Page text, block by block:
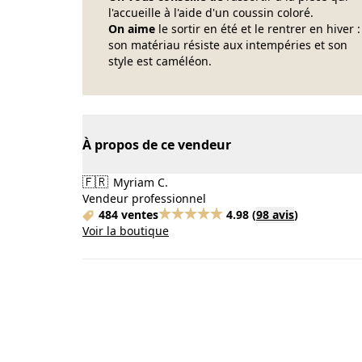
l'accueille à l'aide d'un coussin coloré.
On aime le sortir en été et le rentrer en hiver :
son matériau résiste aux intempéries et son
style est caméléon.
À propos de ce vendeur
🇫🇷 Myriam C.
Vendeur professionnel
484 ventes
4.98 (98 avis)
Voir la boutique